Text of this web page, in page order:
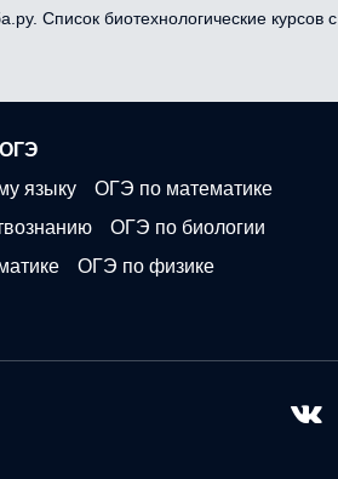
Список биотехнологические курсов с
ОГЭ
языку
ОГЭ по математике
ОГЭ по биологии
ОГЭ по физике